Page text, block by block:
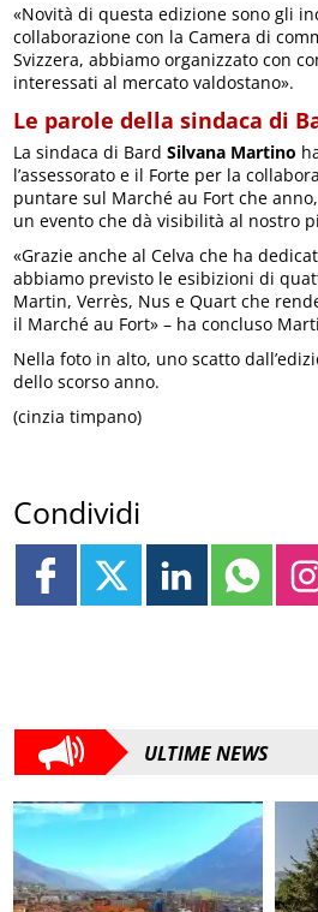
«Novità di questa edizione sono gli
collaborazione con la Camera di
Svizzera, abbiamo organizzato con
interessati al mercato valdostano».
Le parole della sindaca di
La sindaca di BardSilvana Martino
l’assessorato e il Forte per la
puntare sul Marché au Fort che
un evento che dà visibilità al nostro
«Grazie anche al Celva che ha
abbiamo previsto le esibizioni di
Martin, Verrès, Nus e Quart che
il Marché au Fort» – ha concluso
Nella foto in alto, uno scatto
dello scorso anno.
(cinzia timpano)
Condividi
ULTIME NEWS